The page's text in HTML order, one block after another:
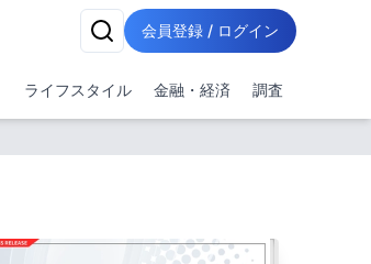
会員登録 / ログイン
ライフスタイル 金融・経済 調査